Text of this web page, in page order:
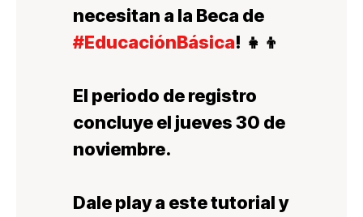
necesitan a la Beca de
#EducaciónBásica! 👧👦
El periodo de registro
concluye el jueves 30 de
noviembre.
Dale play a este tutorial y